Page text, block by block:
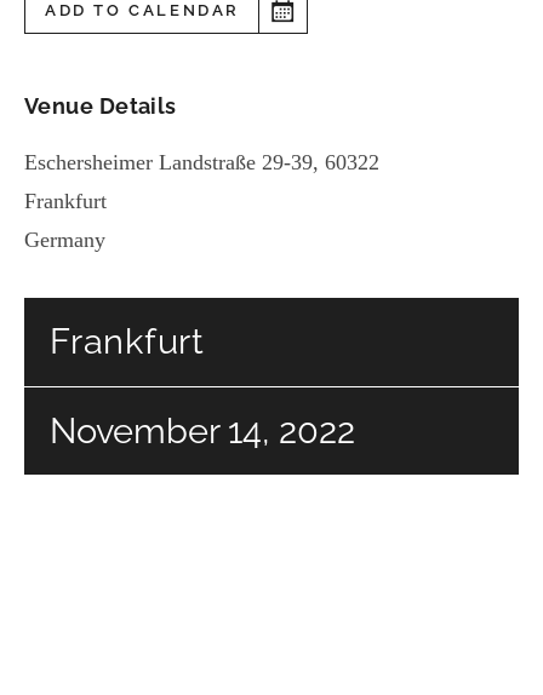
ADD TO CALENDAR
Venue Details
Eschersheimer Landstraße 29-39, 60322
Frankfurt
Germany
Frankfurt
November 14, 2022